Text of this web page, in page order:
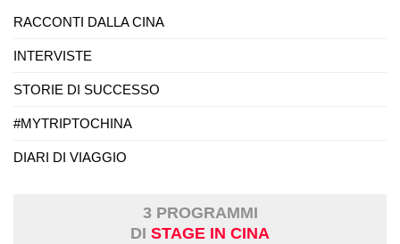
RACCONTI DALLA CINA
INTERVISTE
STORIE DI SUCCESSO
#MYTRIPTOCHINA
DIARI DI VIAGGIO
3 PROGRAMMI
DI STAGE IN CINA